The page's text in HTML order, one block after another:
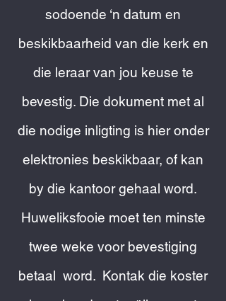
sodoende ‘n datum en
beskikbaarheid van die kerk en
die leraar van jou keuse te
bevestig. Die dokument met al
die nodige inligting is hier onder
elektronies beskikbaar, of kan
by die kantoor gehaal word.
Huweliksfooie moet ten minste
twee weke voor bevestiging
betaal word. Kontak die koster